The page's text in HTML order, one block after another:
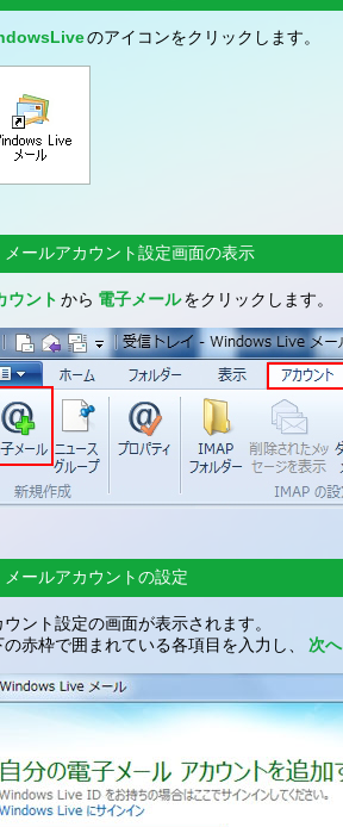
のアイコンをクリックします。
メールアカウント設定画面の表示
ウント から 電子メール をクリックします。
メールアカウントの設定
ウント設定の画面が表示されます。
の赤枠で囲まれている各項目を入力し、
次へ